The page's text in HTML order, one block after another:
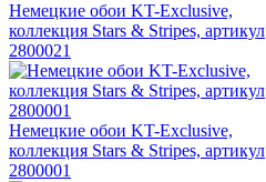
Немецкие обои KT-Exclusive,
коллекция Stars & Stripes, артикул
2800021
Немецкие обои KT-Exclusive,
коллекция Stars & Stripes, артикул
2800001